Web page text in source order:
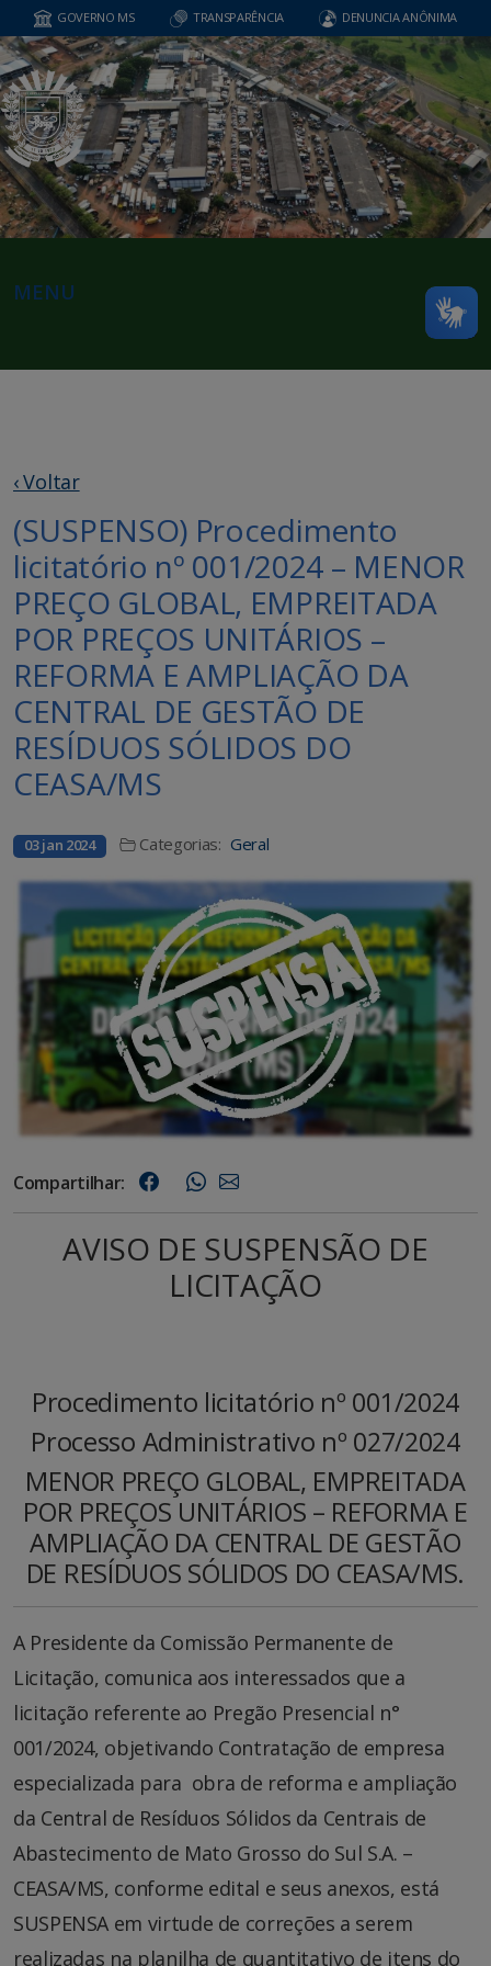
GOVERNO MS TRANSPARÊNCIA DENUNCIA ANÔNIMA
MENU
‹ Voltar
(SUSPENSO) Procedimento
licitatório nº 001/2024 – MENOR
PREÇO GLOBAL, EMPREITADA
POR PREÇOS UNITÁRIOS –
REFORMA E AMPLIAÇÃO DA
CENTRAL DE GESTÃO DE
RESÍDUOS SÓLIDOS DO
CEASA/MS
03 jan 2024 Categorias: Geral
Compartilhar:
AVISO DE SUSPENSÃO DE
LICITAÇÃO
Procedimento licitatório nº 001/2024
Processo Administrativo nº 027/2024
MENOR PREÇO GLOBAL, EMPREITADA
POR PREÇOS UNITÁRIOS – REFORMA E
AMPLIAÇÃO DA CENTRAL DE GESTÃO
DE RESÍDUOS SÓLIDOS DO CEASA/MS.
A Presidente da Comissão Permanente de
Licitação, comunica aos interessados que a
licitação referente ao Pregão Presencial n°
001/2024, objetivando Contratação de empresa
especializada para obra de reforma e ampliação
da Central de Resíduos Sólidos da Centrais de
Abastecimento de Mato Grosso do Sul S.A. –
CEASA/MS, conforme edital e seus anexos, está
SUSPENSA em virtude de correções a serem
realizadas na planilha de quantitativo de itens do